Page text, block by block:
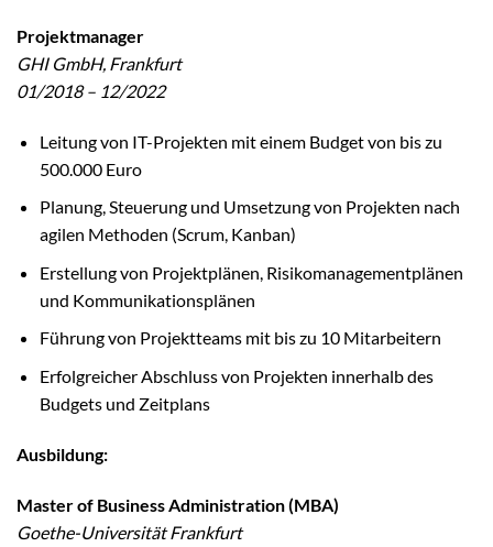
Projektmanager
GHI GmbH, Frankfurt
01/2018 – 12/2022
Leitung von IT-Projekten mit einem Budget von bis zu
500.000 Euro
Planung, Steuerung und Umsetzung von Projekten nach
agilen Methoden (Scrum, Kanban)
Erstellung von Projektplänen, Risikomanagementplänen
und Kommunikationsplänen
Führung von Projektteams mit bis zu 10 Mitarbeitern
Erfolgreicher Abschluss von Projekten innerhalb des
Budgets und Zeitplans
Ausbildung:
Master of Business Administration (MBA)
Goethe-Universität Frankfurt